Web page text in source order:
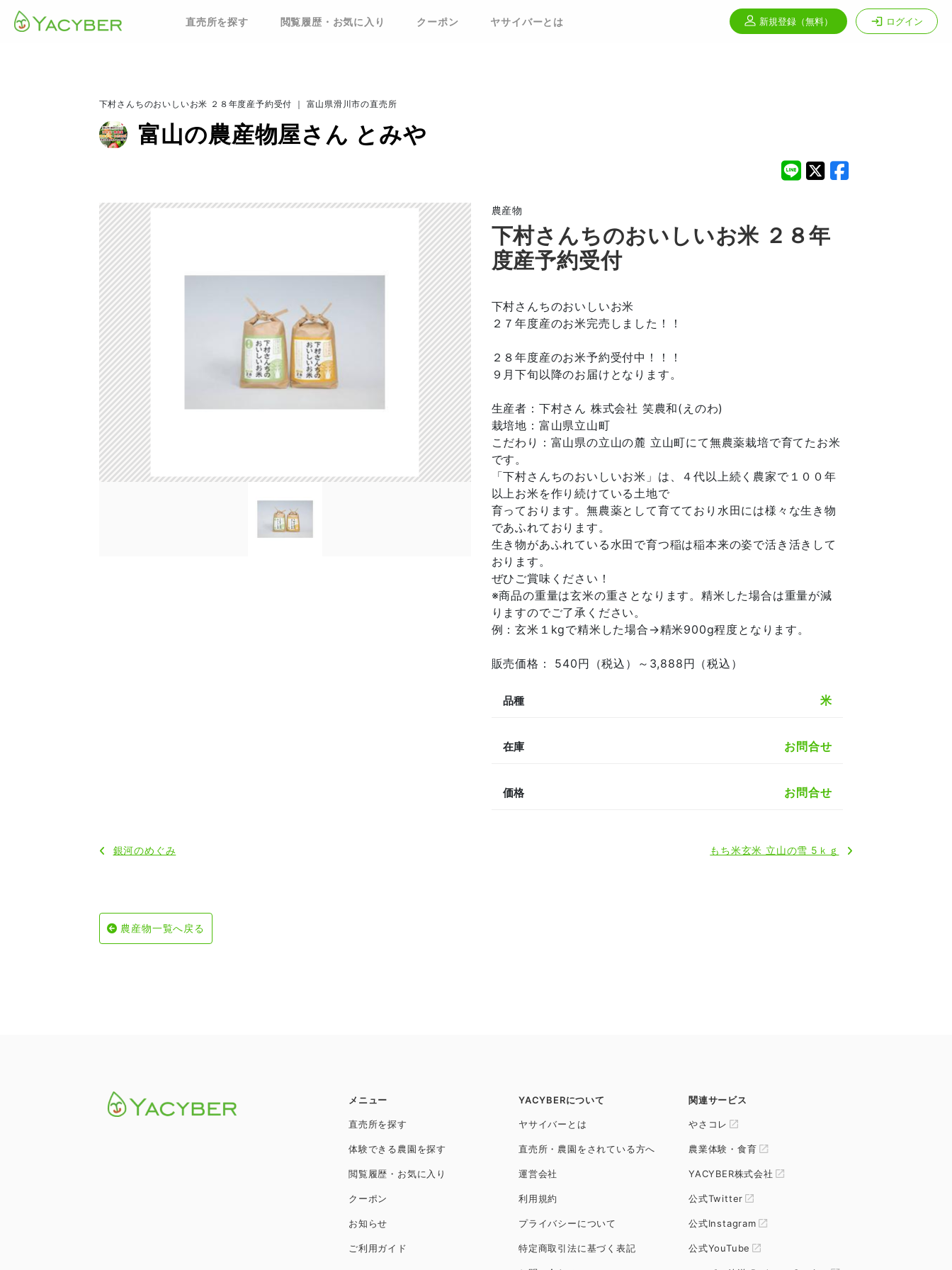
ログイン
新規登録 （無料）
直売所を探す 閲覧履歴・お気に入り クーポン ヤサイバーとは
下村さんちのおいしいお米 ２８年度産予約受付 ｜ 富山県滑川市の直売所
富山の農産物屋さん とみや
農産物
下村さんちのおいしいお米 ２８年
度産予約受付
下村さんちのおいしいお米
２７年度産のお米完売しました！！
２８年度産のお米予約受付中！！！
９月下旬以降のお届けとなります。
生産者：下村さん 株式会社 笑農和(えのわ)
栽培地：富山県立山町
こだわり：富山県の立山の麓 立山町にて無農薬栽培で育てたお米
です。
「下村さんちのおいしいお米」は、４代以上続く農家で１００年
以上お米を作り続けている土地で
育っております。無農薬として育てており水田には様々な生き物
であふれております。
生き物があふれている水田で育つ稲は稲本来の姿で活き活きして
おります。
ぜひご賞味ください！
※商品の重量は玄米の重さとなります。精米した場合は重量が減
りますのでご了承ください。
例：玄米１kgで精米した場合→精米900g程度となります。
販売価格： 540円（税込）～3,888円（税込）
品種 米
在庫 お問合せ
価格 お問合せ
銀河のめぐみ もち米玄米 立山の雪 5ｋｇ
農産物一覧へ戻る
メニュー
直売所を探す
体験できる農園を探す
閲覧履歴・お気に入り
クーポン
お知らせ
ご利用ガイド
YACYBERについて
ヤサイバーとは
直売所・農園をされている方へ
運営会社
利用規約
プライバシーについて
特定商取引法に基づく表記
関連サービス
やさコレ
農業体験・食育
YACYBER株式会社
公式Twitter
公式Instagram
公式YouTube